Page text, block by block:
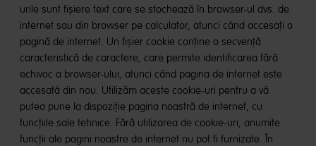
urile sunt fișiere text care se stochează în browser-ul dvs. de
internet sau din browser pe calculator, atunci când accesați o
pagină de internet. Un fișier cookie conține o secvență
caracteristică de caractere, care permite identificarea fără
echivoc a browser-ului, atunci când pagina de internet este
accesată din nou. Utilizăm aceste cookie-uri pentru a vă
putea pune la dispoziție pagina noastră de internet, cu
funcțiile sale tehnice. Fără utilizarea de cookie-uri, anumite
funcții ale pagini noastre de internet nu pot fi furnizate. În